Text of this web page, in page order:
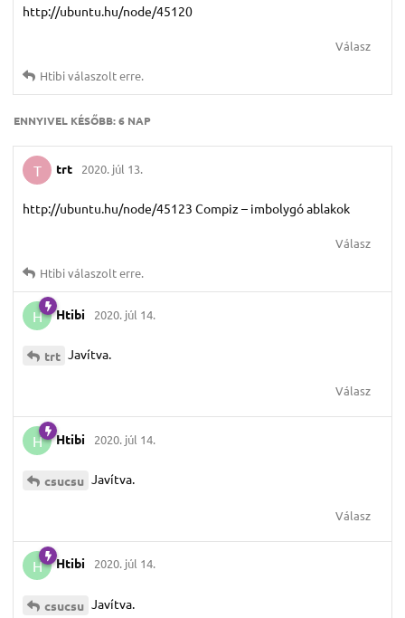
http://ubuntu.hu/node/45120
Válasz
Htibiválaszolt erre.
ENNYIVEL KÉSŐBB:6 NAP
T trt 2020. júl 13.
http://ubuntu.hu/node/45123 Compiz – imbolygó ablakok
Válasz
Htibiválaszolt erre.
H Htibi 2020. júl 14.
trt Javítva.
Válasz
H Htibi 2020. júl 14.
csucsu Javítva.
Válasz
H Htibi 2020. júl 14.
csucsu Javítva.